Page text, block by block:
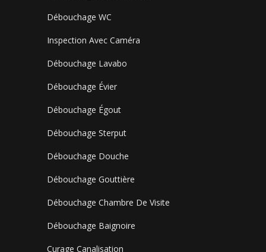
Débouchage WC
Inspection Avec Caméra
Débouchage Lavabo
Débouchage Évier
Débouchage Égout
Débouchage Sterput
Débouchage Douche
Débouchage Gouttière
Débouchage Chambre De Visite
Débouchage Baignoire
Curage Canalisation